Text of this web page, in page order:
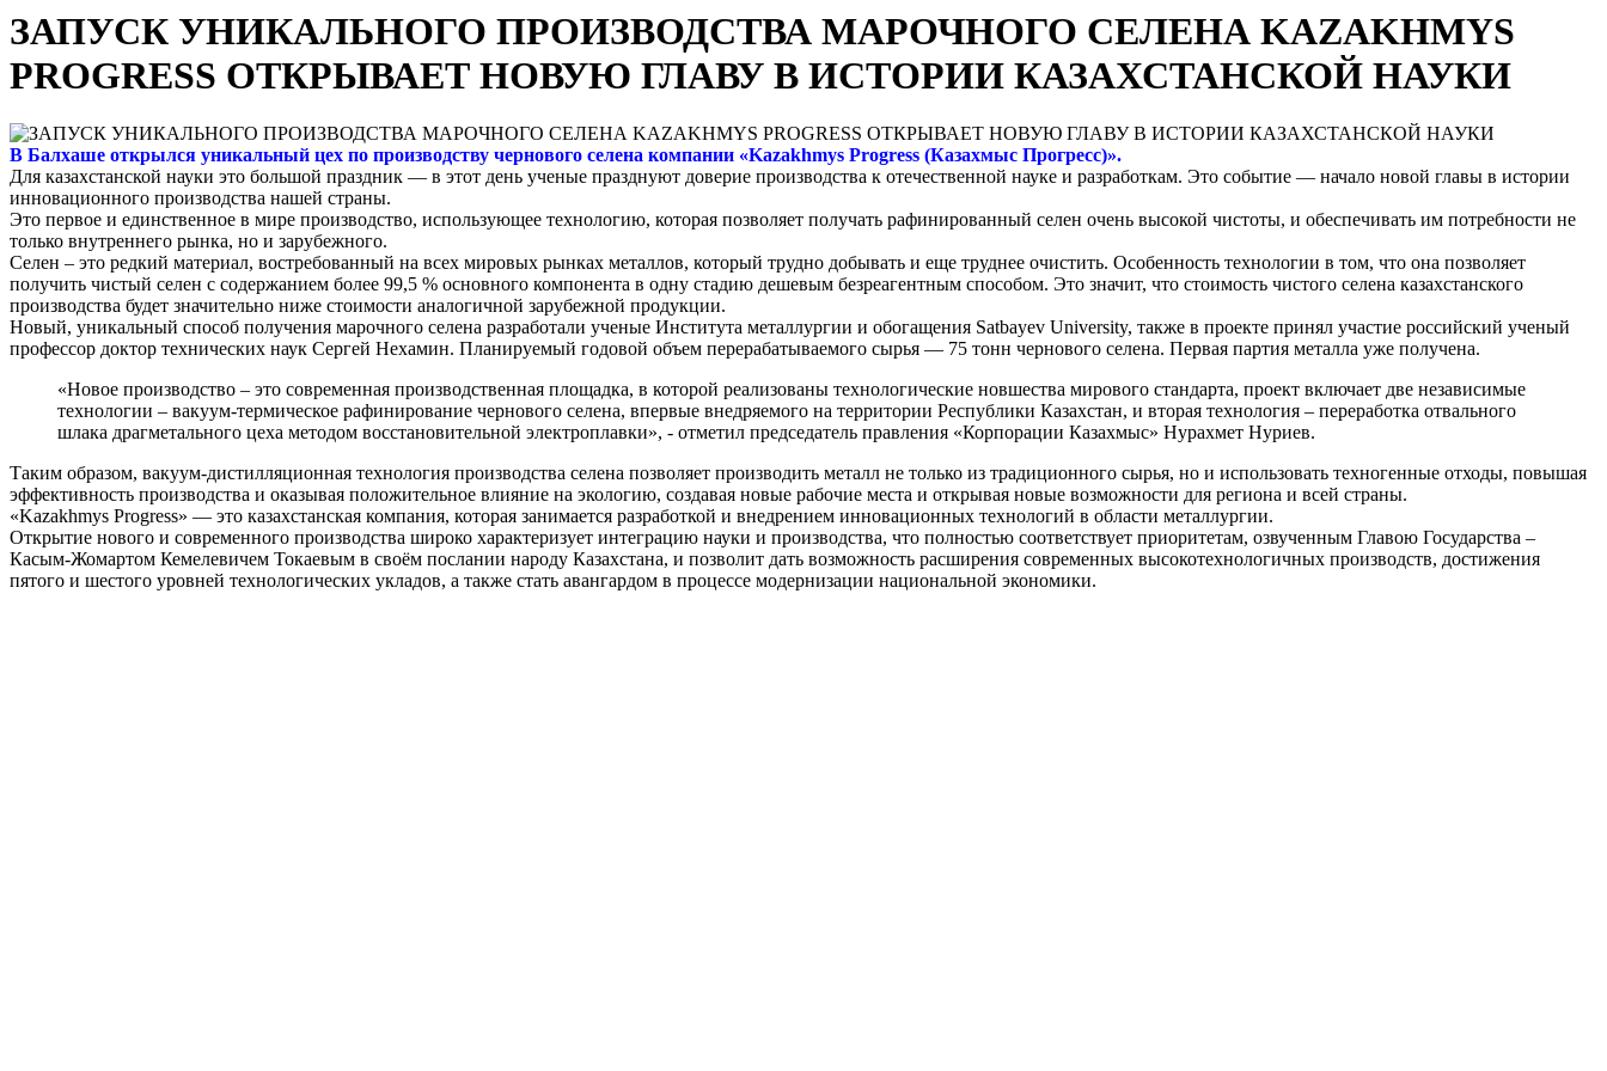
ЗАПУСК УНИКАЛЬНОГО ПРОИЗВОДСТВА МАРОЧНОГО СЕЛЕНА KAZAKHMYS
PROGRESS ОТКРЫВАЕТ НОВУЮ ГЛАВУ В ИСТОРИИ КАЗАХСТАНСКОЙ НАУКИ
В Балхаше открылся уникальный цех по производству чернового селена компании «Kazakhmys Progress (Казахмыс Прогресс)».
Для казахстанской науки это большой праздник — в этот день ученые празднуют доверие производства к отечественной науке и разработкам. Это событие — начало новой главы в истории
инновационного производства нашей страны.
Это первое и единственное в мире производство, использующее технологию, которая позволяет получать рафинированный селен очень высокой чистоты, и обеспечивать им потребности не
только внутреннего рынка, но и зарубежного.
Селен – это редкий материал, востребованный на всех мировых рынках металлов, который трудно добывать и еще труднее очистить. Особенность технологии в том, что она позволяет
получить чистый селен с содержанием более 99,5 % основного компонента в одну стадию дешевым безреагентным способом. Это значит, что стоимость чистого селена казахстанского
производства будет значительно ниже стоимости аналогичной зарубежной продукции.
Новый, уникальный способ получения марочного селена разработали ученые Института металлургии и обогащения Satbayev University, также в проекте принял участие российский ученый
профессор доктор технических наук Сергей Нехамин. Планируемый годовой объем перерабатываемого сырья — 75 тонн чернового селена. Первая партия металла уже получена.
«Новое производство – это современная производственная площадка, в которой реализованы технологические новшества мирового стандарта, проект включает две независимые
технологии – вакуум-термическое рафинирование чернового селена, впервые внедряемого на территории Республики Казахстан, и вторая технология – переработка отвального
шлака драгметального цеха методом восстановительной электроплавки», - отметил председатель правления «Корпорации Казахмыс» Нурахмет Нуриев.
Таким образом, вакуум-дистилляционная технология производства селена позволяет производить металл не только из традиционного сырья, но и использовать техногенные отходы, повышая
эффективность производства и оказывая положительное влияние на экологию, создавая новые рабочие места и открывая новые возможности для региона и всей страны.
«Kazakhmys Progress» — это казахстанская компания, которая занимается разработкой и внедрением инновационных технологий в области металлургии.
Открытие нового и современного производства широко характеризует интеграцию науки и производства, что полностью соответствует приоритетам, озвученным Главою Государства –
Касым-Жомартом Кемелевичем Токаевым в своём послании народу Казахстана, и позволит дать возможность расширения современных высокотехнологичных производств, достижения
пятого и шестого уровней технологических укладов, а также стать авангардом в процессе модернизации национальной экономики.